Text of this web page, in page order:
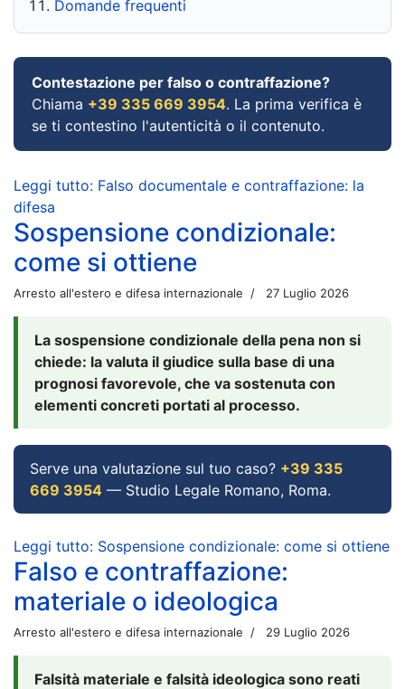
Domande frequenti
Contestazione per falso o contraffazione?
Chiama +39 335 669 3954. La prima verifica è
se ti contestino l'autenticità o il contenuto.
Leggi tutto: Falso documentale e contraffazione: la
difesa
Sospensione condizionale:
come si ottiene
Arresto all'estero e difesa internazionale 27 Luglio 2026
La sospensione condizionale della pena non si
chiede: la valuta il giudice sulla base di una
prognosi favorevole, che va sostenuta con
elementi concreti portati al processo.
Serve una valutazione sul tuo caso? +39 335
669 3954 — Studio Legale Romano, Roma.
Leggi tutto: Sospensione condizionale: come si ottiene
Falso e contraffazione:
materiale o ideologica
Arresto all'estero e difesa internazionale 29 Luglio 2026
Falsità materiale e falsità ideologica sono reati